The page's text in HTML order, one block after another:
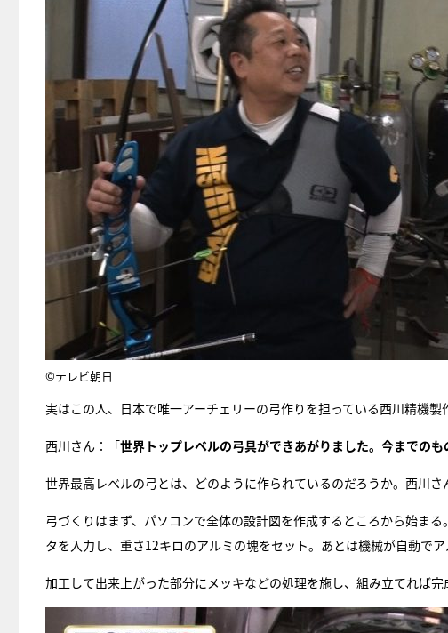
©テレビ朝日
実はこの人、日本で唯一アーチェリーの弓作りを担っている西川精機製
西川さん：「世界トップレベルの弓具ができあがりました。今までの
世界最高レベルの弓とは、どのように作られているのだろうか。西川さ
弓づくりはまず、パソコンで全体の設計図を作成するところから始ま
タを入力し、重さ12キロのアルミの塊をセット。あとは機械が自動で
加工して出来上がった部分にメッキなどの処理を施し、組み立てれば完